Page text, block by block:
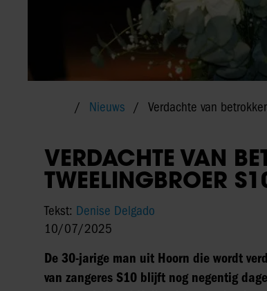
Nieuws Verdachte van
VERDACHTE VAN
TWEELINGBROER
Tekst: Denise Delgado
10/07/2025
De 30-jarige man uit Hoorn die wordt
van zangeres S10 blijft nog negentig